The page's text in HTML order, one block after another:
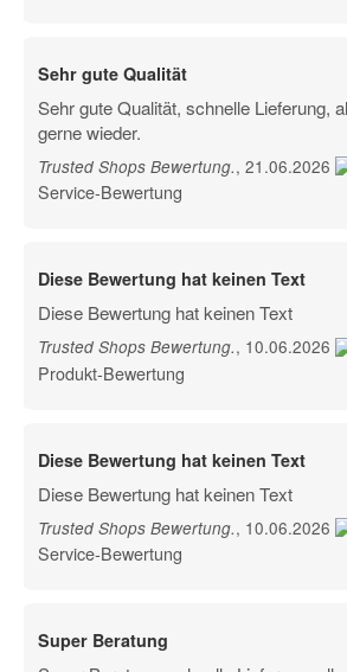
Sehr gute Qualität
Sehr gute Qualität, schnelle Lieferung,
gerne wieder.
Trusted Shops Bewertung., 21.06.2026
Service-Bewertung
Diese Bewertung hat keinen Text
Diese Bewertung hat keinen Text
Trusted Shops Bewertung., 10.06.2026
Produkt-Bewertung
Diese Bewertung hat keinen Text
Diese Bewertung hat keinen Text
Trusted Shops Bewertung., 10.06.2026
Service-Bewertung
Super Beratung